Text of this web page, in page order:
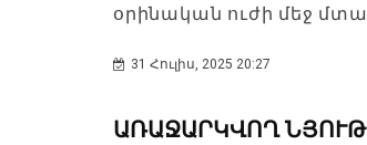
օրինական ուժի մեջ
31 Հուլիս, 2025 20:27
ԱՌԱՋԱՐԿՎՈՂ